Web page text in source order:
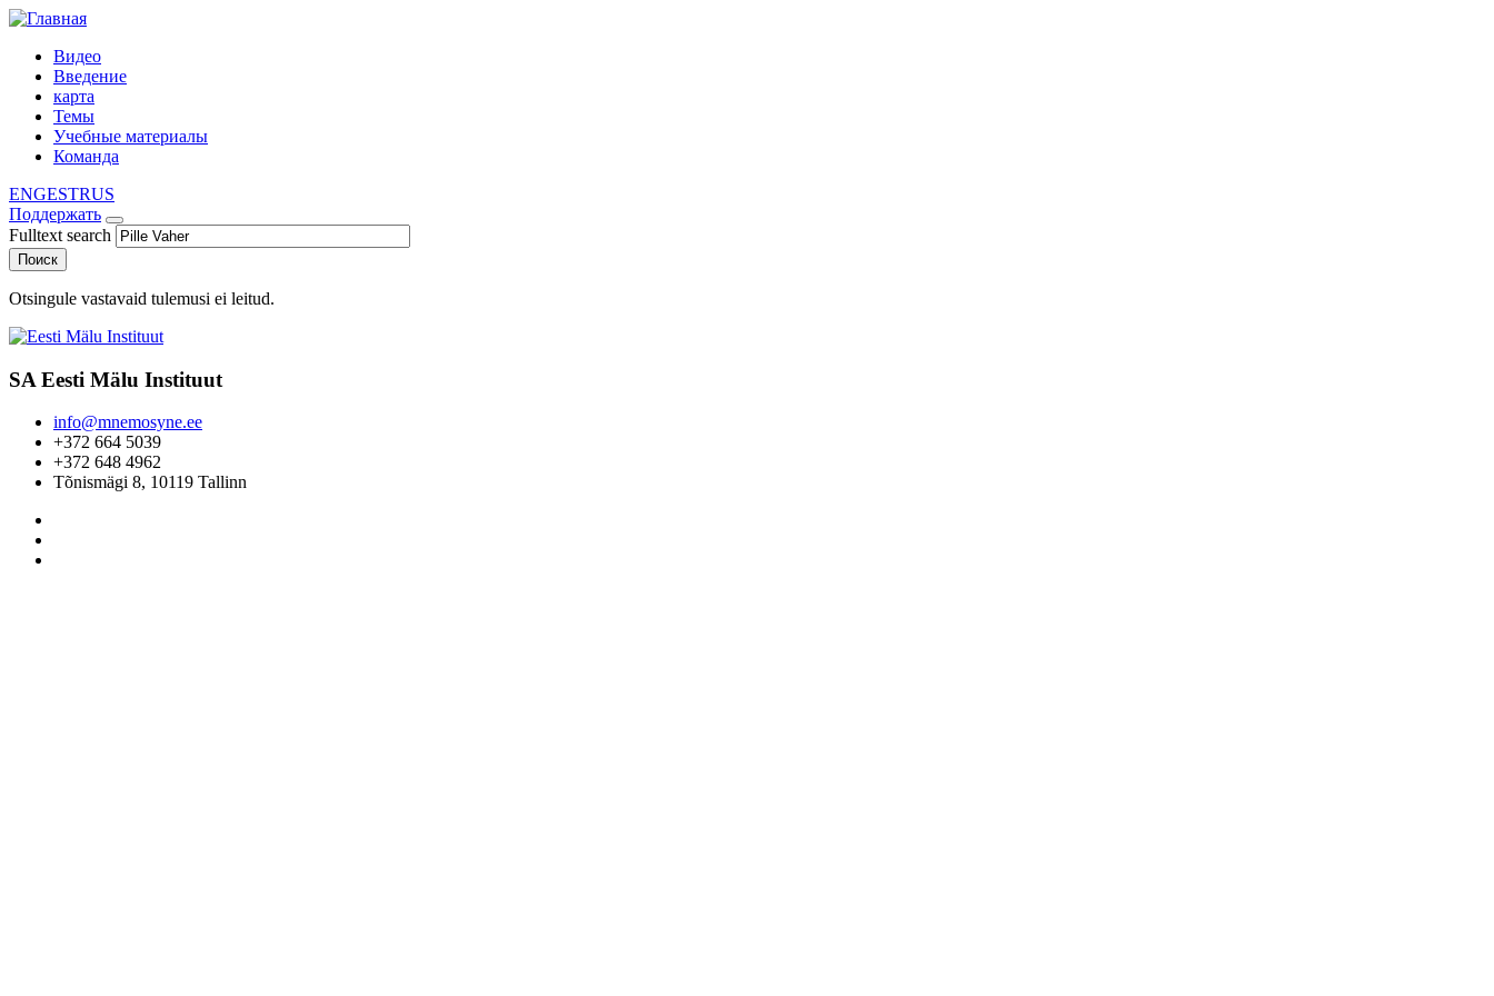
Видео
Введение
карта
Темы
Учебные материалы
Команда
ENGESTRUS
Поддержать
Fulltext search
Otsingule vastavaid tulemusi ei leitud.
SA Eesti Mälu Instituut
info@mnemosyne.ee
+372 664 5039
+372 648 4962
Tõnismägi 8, 10119 Tallinn